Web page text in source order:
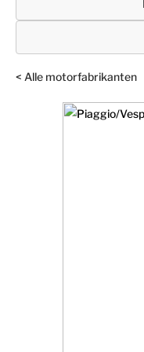
< Alle motorfabrikanten